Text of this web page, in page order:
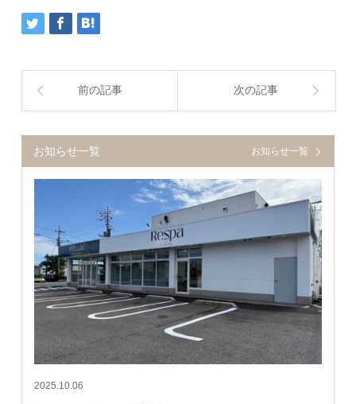
前の記事 次の記事
お知らせ一覧 お知らせ一覧
2025.10.06